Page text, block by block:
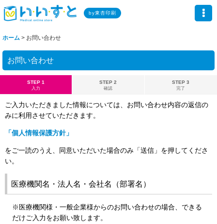
by東杏印刷
ホーム > お問い合わせ
お問い合わせ
STEP 1
入力
STEP 2
確認
STEP 3
完了
ご入力いただきました情報については、お問い合わせ内容の返信の
みに利用させていただきます。
「個人情報保護方針」
をご一読のうえ、同意いただいた場合のみ「送信」を押してくださ
い。
医療機関名・法人名・会社名（部署名）
※医療機関様・一般企業様からのお問い合わせの場合、できる
だけご入力をお願い致します。